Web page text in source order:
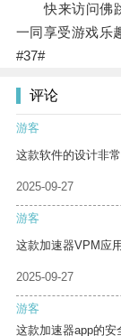
快来访问佛跳
一同享受游戏乐
#37#
评论
游客
这款软件的设计非
2025-09-27
游客
这款加速器VPM应
2025-09-27
游客
这款加速器app的